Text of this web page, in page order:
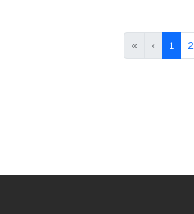
« ‹ 1 2